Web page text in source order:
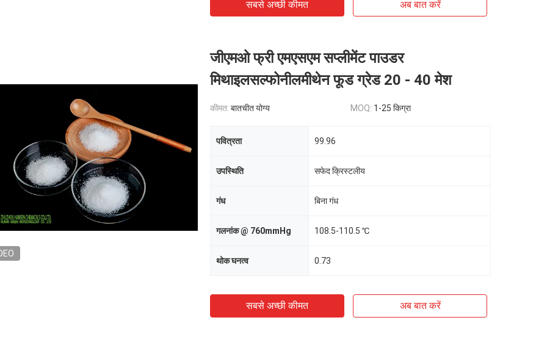
सबसे अच्छी कीमत अब बात करें
जीएमओ फ्री एमएसएम सप्लीमेंट पाउडर
मिथाइलसल्फोनीलमीथेन फूड ग्रेड 20 - 40 मेश
कीमत: बातचीत योग्य MOQ: 1-25 किग्रा
पवित्रता 99.96
उपस्थिति सफेद क्रिस्टलीय
गंध बिना गंध
गलनांक @ 760mmHg 108.5-110.5 ℃
थोक घनत्व 0.73
सबसे अच्छी कीमत अब बात करें